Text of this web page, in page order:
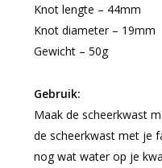
Knot lengte – 44mm
Knot diameter – 19mm
Gewicht – 50g
Gebruik:
Maak de scheerkwast
de scheerkwast met je
nog wat water op je